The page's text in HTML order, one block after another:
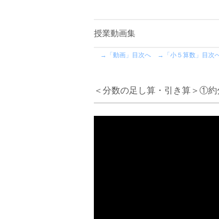
授業動画集
→「動画」目次へ →「小５算数」目次
＜分数の足し算・引き算＞①約